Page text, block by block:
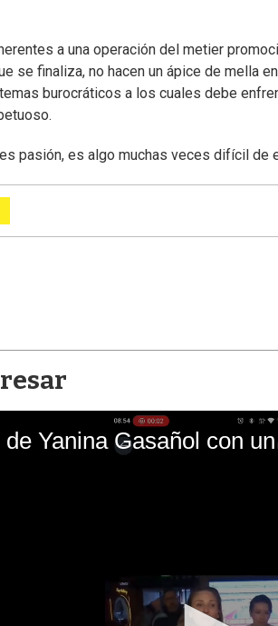
a una operación del metier
se finaliza, no hacen un ápice de mella
burocráticos a los cuales debe
pasión, es algo muchas veces difícil de